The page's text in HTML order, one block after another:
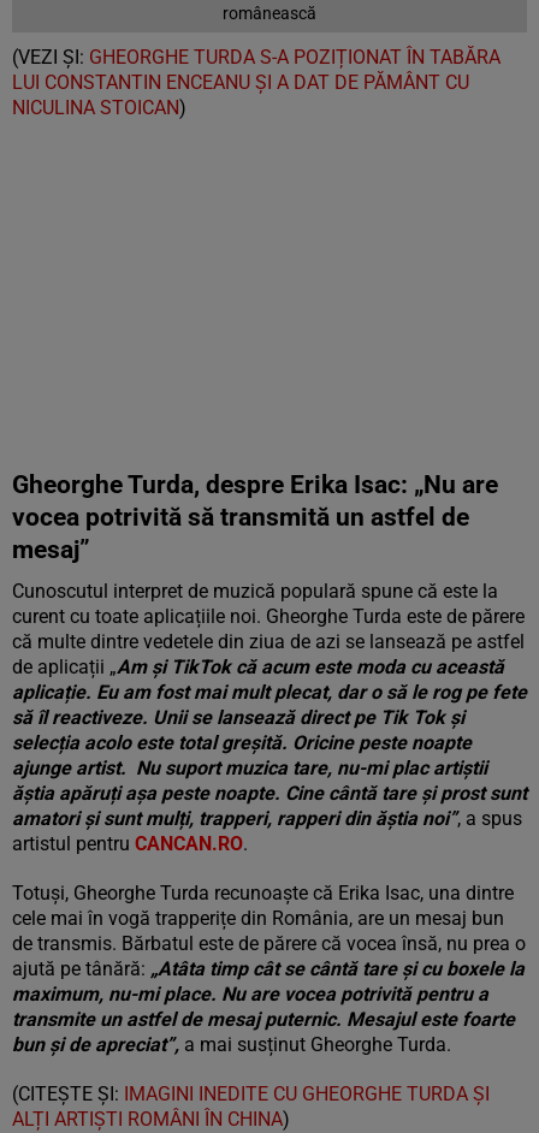
românească
(VEZI ȘI: GHEORGHE TURDA S-A POZIȚIONAT ÎN TABĂRA
LUI CONSTANTIN ENCEANU ȘI A DAT DE PĂMÂNT CU
NICULINA STOICAN)
Gheorghe Turda, despre Erika Isac: „Nu are
vocea potrivită să transmită un astfel de
mesaj”
Cunoscutul interpret de muzică populară spune că este la
curent cu toate aplicațiile noi. Gheorghe Turda este de părere
că multe dintre vedetele din ziua de azi se lansează pe astfel
de aplicații „Am și TikTok că acum este moda cu această
aplicație. Eu am fost mai mult plecat, dar o să le rog pe fete
să îl reactiveze. Unii se lansează direct pe Tik Tok și
selecția acolo este total greșită. Oricine peste noapte
ajunge artist. Nu suport muzica tare, nu-mi plac artiștii
ăștia apăruți așa peste noapte. Cine cântă tare și prost sunt
amatori și sunt mulți, trapperi, rapperi din ăștia noi”, a spus
artistul pentru CANCAN.RO.
Totuși, Gheorghe Turda recunoaște că Erika Isac, una dintre
cele mai în vogă trapperițe din România, are un mesaj bun
de transmis. Bărbatul este de părere că vocea însă, nu prea o
ajută pe tânără: „Atâta timp cât se cântă tare și cu boxele la
maximum, nu-mi place. Nu are vocea potrivită pentru a
transmite un astfel de mesaj puternic. Mesajul este foarte
bun și de apreciat”, a mai susținut Gheorghe Turda.
(CITEȘTE ȘI: IMAGINI INEDITE CU GHEORGHE TURDA ȘI
ALȚI ARTIȘTI ROMÂNI ÎN CHINA)